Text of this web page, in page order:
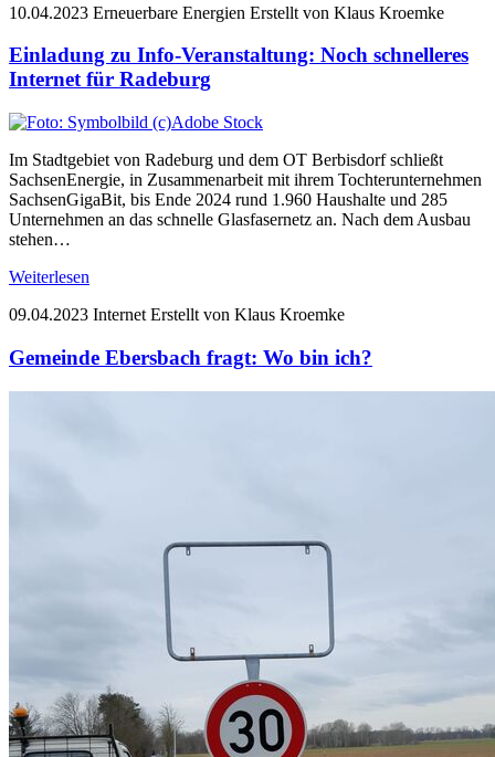
10.04.2023 Erneuerbare Energien Erstellt von Klaus Kroemke
Einladung zu Info-Veranstaltung: Noch schnelleres
Internet für Radeburg
Im Stadtgebiet von Radeburg und dem OT Berbisdorf schließt
SachsenEnergie, in Zusammenarbeit mit ihrem Tochterunternehmen
SachsenGigaBit, bis Ende 2024 rund 1.960 Haushalte und 285
Unternehmen an das schnelle Glasfasernetz an. Nach dem Ausbau
stehen…
Weiterlesen
09.04.2023 Internet Erstellt von Klaus Kroemke
Gemeinde Ebersbach fragt: Wo bin ich?